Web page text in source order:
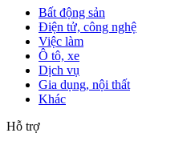
Bất động sản
Điện tử, công nghệ
Việc làm
Ô tô, xe
Dịch vụ
Gia dụng, nội thất
Khác
Hỗ trợ